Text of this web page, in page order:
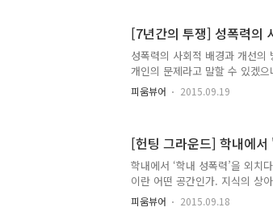
특히 여성들이 많다. 결혼 후, 혹
거나 이직하는 여성이 대부분일
말 본인을 위한 결정인지는 의
야!”라..
[7년간의 투쟁] 성폭력의
성폭력의 사회적 배경과 개선
개인의 문제라고 말할 수 있겠
정의가 이루어지지 못한다면 시
아이를 돕고자 호주에서 온 봉
존 섹스 (survival sex)를 포함한
볼 때, 사회적 차원의 문제라고
호사가 증거물을 숨기거나 바
피움뷰어 2015.09.19
[헌팅 그라운드] 학내에
학내에서 ‘학내 성폭력’을 외치
이란 어떤 공간인가. 지식의 상
미지는 이와 같은 고고한 이미지
돈과 경쟁으로 물들어 버린대
피움뷰어 2015.09.18